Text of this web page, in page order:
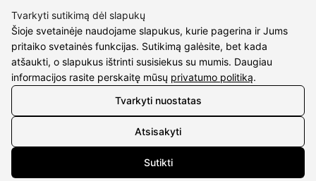
Grąžinimo taisyklės
Pirkimo taisyklės
Privatumo politika
Sutarties atsisakymas
Susipažink su kūrėjais
Tvarkyti sutikimą dėl slapukų
Šioje svetainėje naudojame slapukus, kurie pagerina ir Jums
pritaiko svetainės funkcijas. Sutikimą galėsite, bet kada
atšaukti, o slapukus ištrinti susisiekus su mumis. Daugiau
informacijos rasite perskaitę mūsų privatumo politiką.
Tvarkyti nuostatas
Atsisakyti
Sutikti